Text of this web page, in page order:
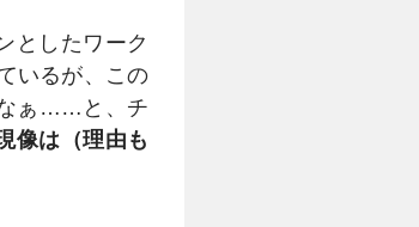
としたワーク
いるが、この
なぁ……と、チ
像は（理由も